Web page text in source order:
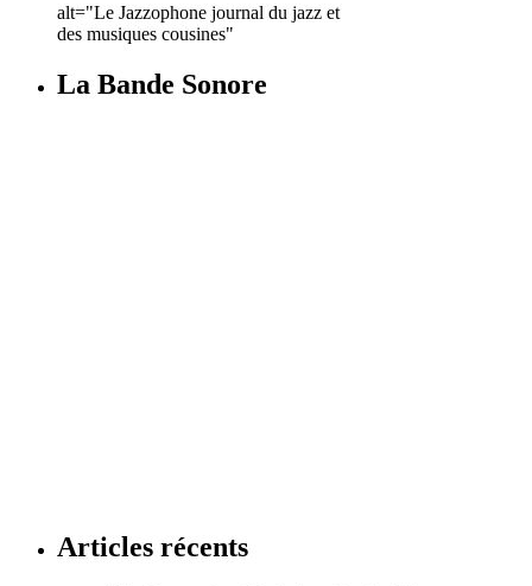
alt="Le Jazzophone journal du jazz et
des musiques cousines"
La Bande Sonore
Articles récents